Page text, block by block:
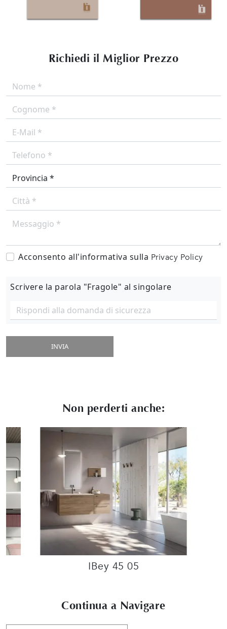
Richiedi il Miglior Prezzo
Acconsento all'informativa sulla Privacy Policy
Scrivere la parola "Fragole" al singolare
INVIA
Non perderti anche:
IBey 45 05
Continua a Navigare